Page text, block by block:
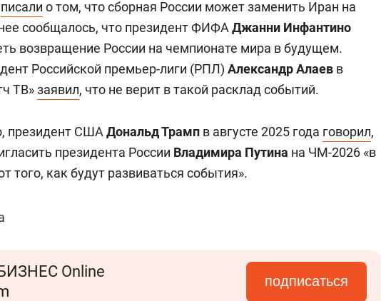
писали о том, что сборная России может заменить Иран на
сообщалось, что президент ФИФА Джанни Инфантино
возвращение России на чемпионате мира в будущем.
Российской премьер-лиги (РПЛ) Александр Алаев в
ТВ»заявил, что не верит в такой расклад событий.
президент США Дональд Трамп в августе 2025 года говорил,
президента России Владимира Путина на ЧМ-2026 «в
того, как будут развиваться события».
Online
подписаться